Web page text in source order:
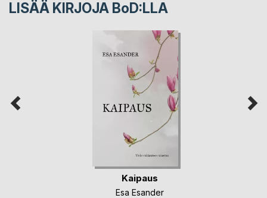
LISÄÄ KIRJOJA BoD:LLA
Kaipaus
Esa Esander